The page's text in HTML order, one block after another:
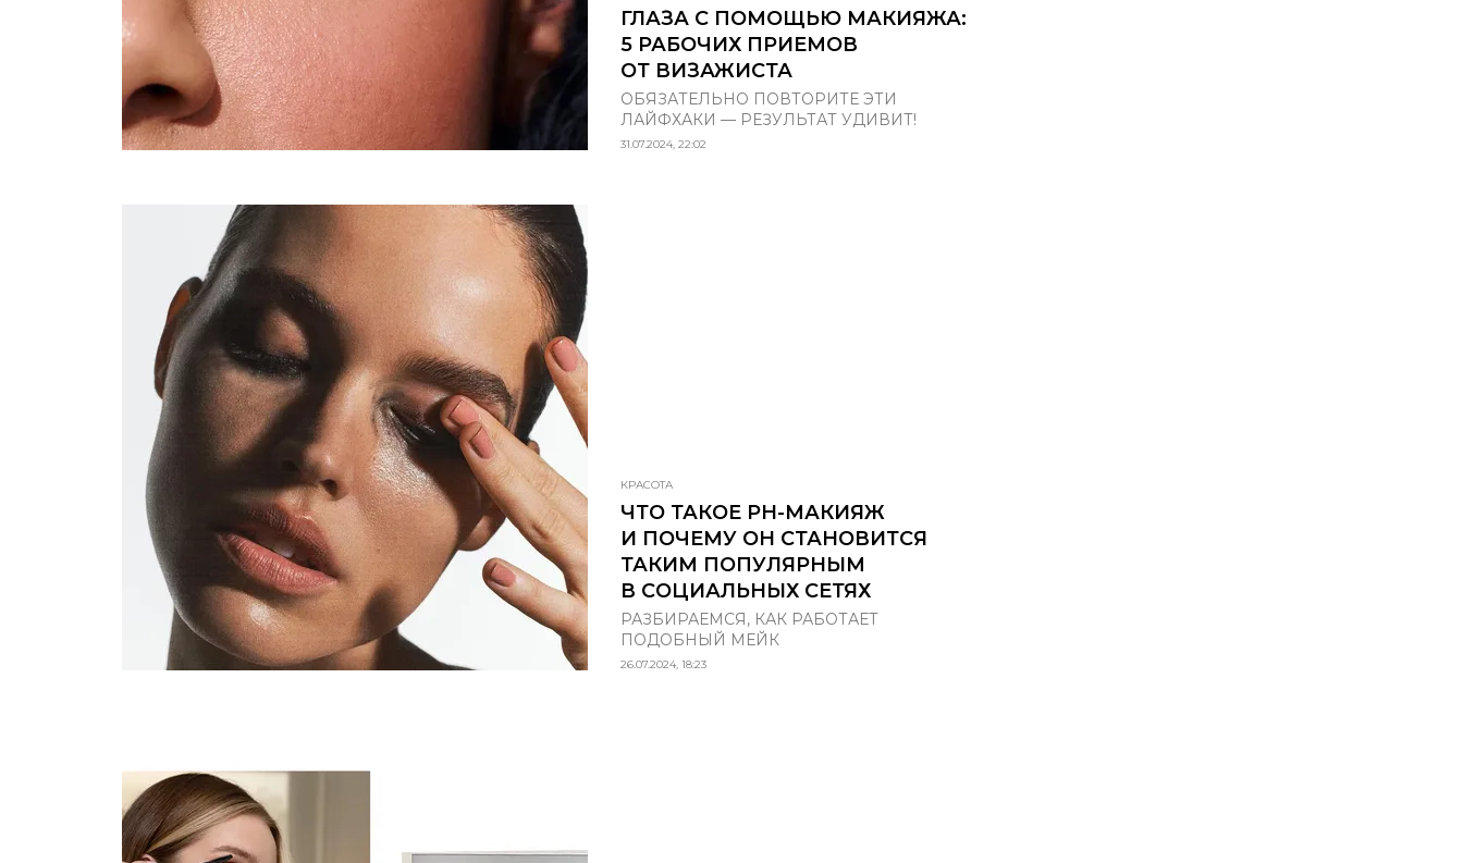
ГЛАЗА С ПОМОЩЬЮ МАКИЯЖА:
5 РАБОЧИХ ПРИЕМОВ
ОТ ВИЗАЖИСТА
ОБЯЗАТЕЛЬНО ПОВТОРИТЕ ЭТИ
ЛАЙФХАКИ — РЕЗУЛЬТАТ УДИВИТ!
31.07.2024, 22:02
КРАСОТА
ЧТО ТАКОЕ PH-МАКИЯЖ
И ПОЧЕМУ ОН СТАНОВИТСЯ
ТАКИМ ПОПУЛЯРНЫМ
В СОЦИАЛЬНЫХ СЕТЯХ
РАЗБИРАЕМСЯ, КАК РАБОТАЕТ
ПОДОБНЫЙ МЕЙК
26.07.2024, 18:23